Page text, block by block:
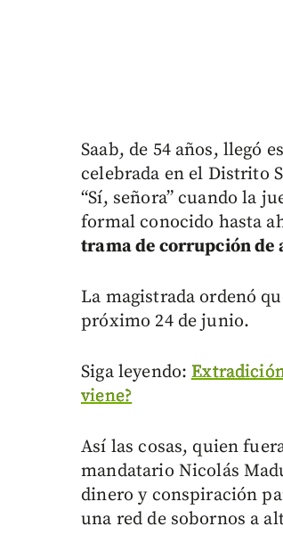
Saab, de 54 años, llegó
celebrada en el Distrito
“Sí, señora” cuando la
formal conocido hasta
trama de corrupción de
La magistrada ordenó
próximo 24 de junio.
Siga leyendo:
viene?
Así las cosas, quien
mandatario Nicolás
dinero y conspiración
una red de sobornos a